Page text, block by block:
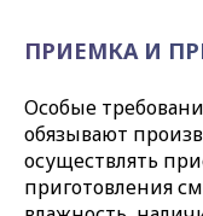
ПРИЕМКА И
Особые
обязывают
осуществлять
приготовления